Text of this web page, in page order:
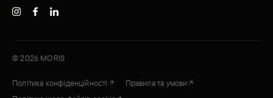
©2026 MORIS
Політика конфіденційності
Правила та умови